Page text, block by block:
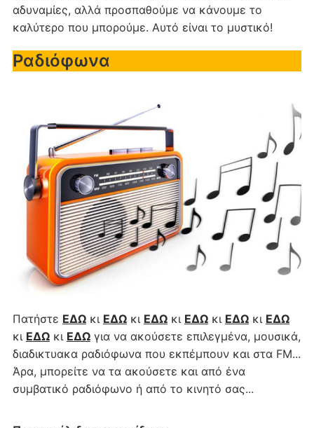
αδυναμίες, αλλά προσπαθούμε να κάνουμε το
καλύτερο που μπορούμε. Αυτό είναι το μυστικό!
Ραδιόφωνα
Πατήστε ΕΔΩκι ΕΔΩκι ΕΔΩκι ΕΔΩκι ΕΔΩκι ΕΔΩ
κι ΕΔΩκι ΕΔΩγια να ακούσετε επιλεγμένα, μουσικά,
διαδικτυακα ραδιόφωνα που εκπέμπουν και στα FM...
Άρα, μπορείτε να τα ακούσετε και από ένα
συμβατικό ραδιόφωνο ή από το κινητό σας...